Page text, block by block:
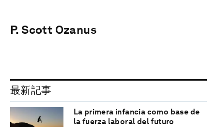
P. Scott Ozanus
最新記事
La primera infancia como base de
la fuerza laboral del futuro